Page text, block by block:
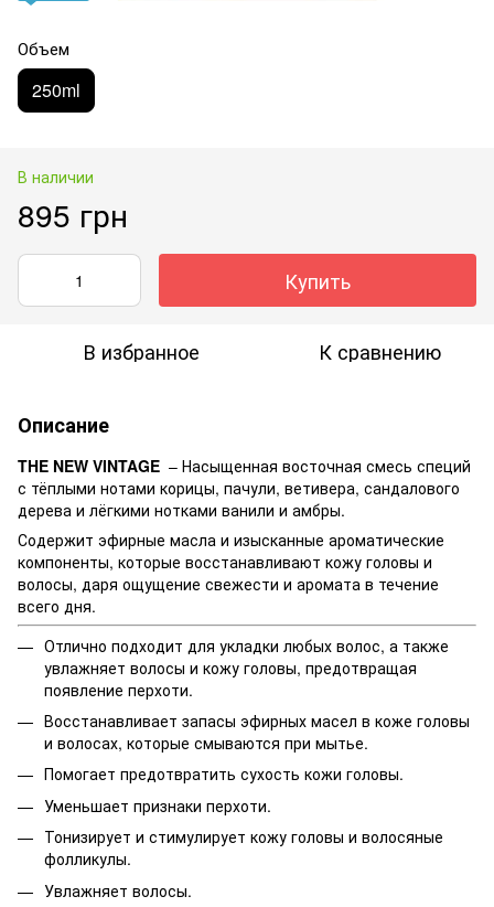
Объем
250ml
В наличии
895 грн
Купить
В избранное К сравнению
Описание
THE NEW VINTAGE – Насыщенная восточная смесь специй
с тёплыми нотами корицы, пачули, ветивера, сандалового
дерева и лёгкими нотками ванили и амбры.
Содержит эфирные масла и изысканные ароматические
компоненты, которые восстанавливают кожу головы и
волосы, даря ощущение свежести и аромата в течение
всего дня.
Отлично подходит для укладки любых волос, а также
увлажняет волосы и кожу головы, предотвращая
появление перхоти.
Восстанавливает запасы эфирных масел в коже головы
и волосах, которые смываются при мытье.
Помогает предотвратить сухость кожи головы.
Уменьшает признаки перхоти.
Тонизирует и стимулирует кожу головы и волосяные
фолликулы.
Увлажняет волосы.